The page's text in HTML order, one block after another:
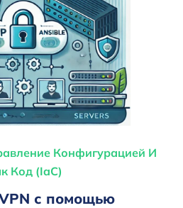
Конфигурацией И
Код (IaC)
с помощью